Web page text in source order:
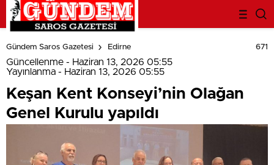
deneme
bonusu
evden
eve
nakliyat
veren
bahis
siteleri
bahis
siteleri
Gündem Saros Gazetesi Edirne 671
Güncellenme - Haziran 13, 2026 05:55
Yayınlanma - Haziran 13, 2026 05:55
Keşan Kent Konseyi’nin Olağan
Genel Kurulu yapıldı